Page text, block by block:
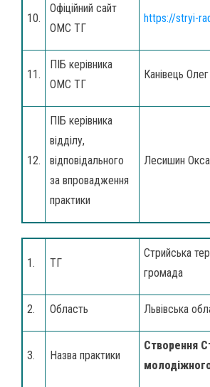
10.
Офіційний сайт
ОМС ТГ
https://stryi-
11.
ПІБ керівника
ОМС ТГ
Канівець
12.
ПІБ керівника
відділу,
відповідального
за впровадження
практики
Лесишин
1. ТГ
Стрийська
громада
2. Область Львівська
3. Назва практики
Створення